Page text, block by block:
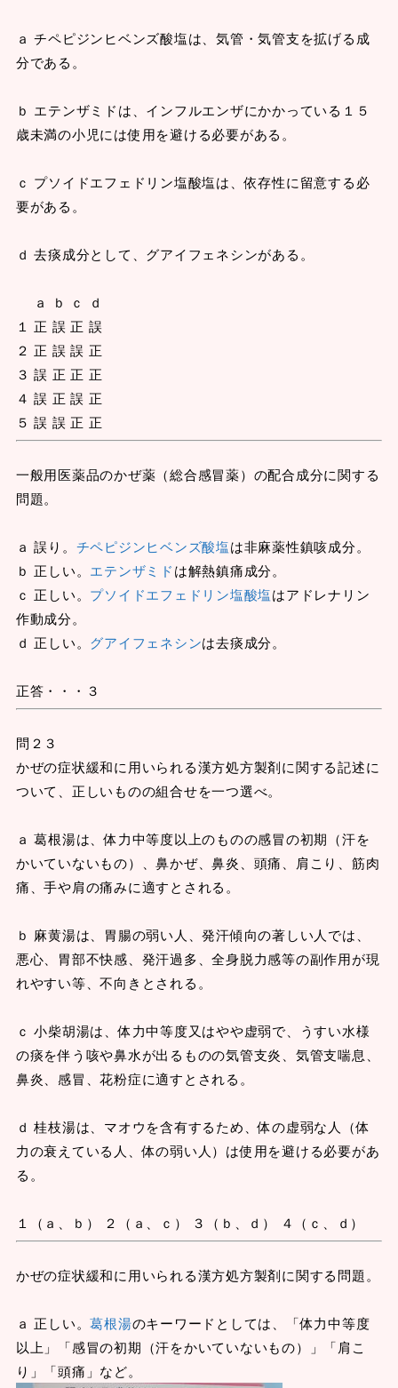
ａ チペピジンヒベンズ酸塩は、気管・気管支を拡げる成
分である。
ｂ エテンザミドは、インフルエンザにかかっている１５
歳未満の小児には使用を避ける必要がある。
ｃ プソイドエフェドリン塩酸塩は、依存性に留意する必
要がある。
ｄ 去痰成分として、グアイフェネシンがある。
ａ ｂ ｃ ｄ
１ 正 誤 正 誤
２ 正 誤 誤 正
３ 誤 正 正 正
４ 誤 正 誤 正
５ 誤 誤 正 正
一般用医薬品のかぜ薬（総合感冒薬）の配合成分に関する
問題。
ａ 誤り。 チペピジンヒベンズ酸塩は非麻薬性鎮咳成分。
ｂ 正しい。 エテンザミドは解熱鎮痛成分。
ｃ 正しい。 プソイドエフェドリン塩酸塩はアドレナリン
作動成分。
ｄ 正しい。 グアイフェネシンは去痰成分。
正答・・・３
問２３
かぜの症状緩和に用いられる漢方処方製剤に関する記述に
ついて、正しいものの組合せを一つ選べ。
ａ 葛根湯は、体力中等度以上のものの感冒の初期（汗を
かいていないもの）、鼻かぜ、鼻炎、頭痛、肩こり、筋肉
痛、手や肩の痛みに適すとされる。
ｂ 麻黄湯は、胃腸の弱い人、発汗傾向の著しい人では、
悪心、胃部不快感、発汗過多、全身脱力感等の副作用が現
れやすい等、不向きとされる。
ｃ 小柴胡湯は、体力中等度又はやや虚弱で、うすい水様
の痰を伴う咳や鼻水が出るものの気管支炎、気管支喘息、
鼻炎、感冒、花粉症に適すとされる。
ｄ 桂枝湯は、マオウを含有するため、体の虚弱な人（体
力の衰えている人、体の弱い人）は使用を避ける必要があ
る。
１（ａ、ｂ） ２（ａ、ｃ） ３（ｂ、ｄ） ４（ｃ、ｄ）
かぜの症状緩和に用いられる漢方処方製剤に関する問題。
ａ 正しい。葛根湯のキーワードとしては、「体力中等度
以上」「感冒の初期（汗をかいていないもの）」「肩こ
り」「頭痛」など。